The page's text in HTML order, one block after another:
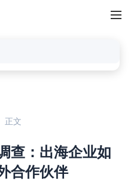
正文
查：出海企业如
合作伙伴